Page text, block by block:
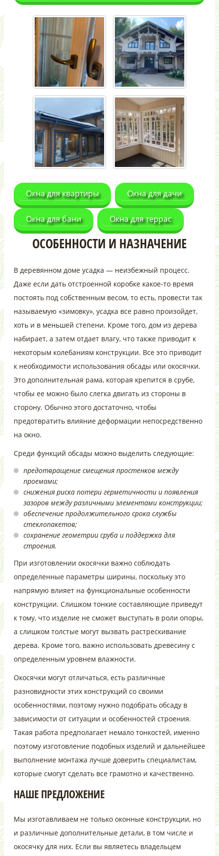
Окна для квартиры Окна для дачи
Окна для бани Окна для террас
ОСОБЕННОСТИ И НАЗНАЧЕНИЕ
В деревянном доме усадка — неизбежный процесс.
Даже если дать отстроенной коробке какое-то время
постоять под собственным весом, то есть, провести так
называемую «зимовку», усадка все равно произойдет,
хоть и в меньшей степени. Кроме того, дом из дерева
набирает, а затем отдает влагу, что также приводит к
некоторым колебаниям конструкции. Все это приводит
к необходимости использования обсады или окосячки.
Это дополнительная рама, которая крепится в срубе,
чтобы ее можно было слегка двигать из стороны в
сторону. Обычно этого достаточно, чтобы
предотвратить влияние деформации непосредственно
на окно.
Среди функций обсады можно выделить следующие:
предотвращение смещения простенков между
проемами;
снижения риска потери герметичности и появления
зазоров между различными элементами конструкции;
обеспечение продолжительного срока службы
стеклопакетов;
сохранение геометрии сруба и поддержка для
строения.
При изготовлении окосячки важно соблюдать
определенные параметры ширины, поскольку это
напрямую влияет на функциональные особенности
конструкции. Слишком тонкие составляющие приведут
к тому, что изделие не сможет выступать в роли опоры,
а слишком толстые могут вызвать растрескивание
дерева. Кроме того, важно использовать древесину с
определенным уровнем влажности.
Окосячки могут отличаться, есть различные
разновидности этих конструкций со своими
особенностями, поэтому нужно подобрать обсаду в
зависимости от ситуации и особенностей строения.
Такая работа предполагает немало тонкостей, именно
поэтому изготовление подобных изделий и дальнейшее
выполнение монтажа лучше доверить специалистам,
которые смогут сделать все грамотно и качественно.
НАШЕ ПРЕДЛОЖЕНИЕ
Мы изготавливаем не только оконные конструкции, но
и различные дополнительные детали, в том числе и
окосячку для них. Если вы являетесь владельцем